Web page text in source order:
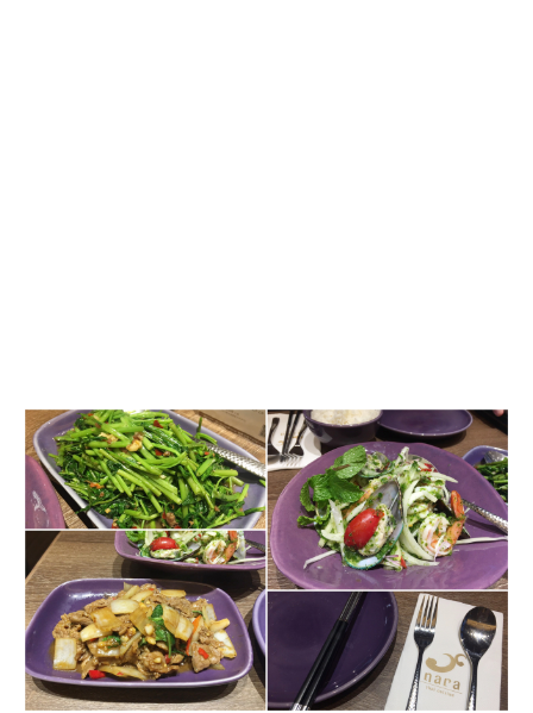
泰
國
菜
推
薦,NARA
Thai
Cuisine
讓
人
一
吃
就
愛
上，
喜